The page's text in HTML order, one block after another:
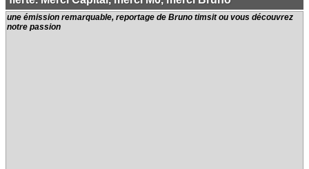
une émission remarquable, reportage de Bruno timsit ou vous découvrez
notre passion